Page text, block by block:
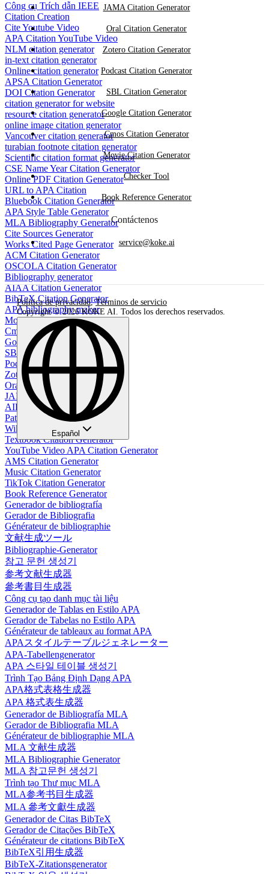
Công cụ Trích dẫn IEEE
Citation Creation
Cite Youtube Video
APA Citation YouTube Video
NLM citation generator
in-text citation generator
Online citation generator
APSA Citation Generator
DOI Citation Generator
citation generator for website
resource citation generator
online image citation generator
Vancouver citation generator
turabian footnote citation generator
Scientific citation format generator
CSE Name Year Citation Generator
Online PDF Citation Generator
URL to APA Citation
Bluebook Citation Generator
APA Style Table Generator
MLA Bibliography Generator
Cite Sources Generator
Works Cited Page Generator
ACM Citation Generator
OSCOLA Citation Generator
Bibliography generator
AIAA Citation Generator
BibTeX Citation Generator
APA bibliography maker
Movie Citation Generator
Cmos Citation Generator
Google Citation Generator
SBL Citation Generator
Podcast Citation Generator
Zotero Citation Generator
Oral Citation Generator
JAMA Citation Generator
AIP Citation Generator
Patent Citation Generator
Wikipedia Citation Generator
Textbook Citation Generator
YouTube Video APA Citation Generator
AMS Citation Generator
Music Citation Generator
TikTok Citation Generator
Book Reference Generator
Generador de bibliografía
Gerador de Bibliografia
Générateur de bibliographie
文献生成ツール
Bibliographie-Generator
참고 문헌 생성기
参考文献生成器
參考書目生成器
Công cụ tạo danh mục tài liệu
Generador de Tablas en Estilo APA
Gerador de Tabelas no Estilo APA
Générateur de tableaux au format APA
APAスタイルテーブルジェネレーター
APA-Tabellengenerator
APA 스타일 테이블 생성기
Trình Tạo Bảng Định Dạng APA
APA格式表格生成器
APA 格式表生成器
Generador de Bibliografía MLA
Gerador de Bibliografia MLA
Générateur de bibliographie MLA
MLA 文献生成器
MLA Bibliographie Generator
MLA 참고문헌 생성기
Trình tạo Thư mục MLA
MLA参考书目生成器
MLA 參考文獻生成器
Generador de Citas BibTeX
Gerador de Citações BibTeX
Générateur de citations BibTeX
BibTeX引用生成器
BibTeX-Zitationsgenerator
JAMA Citation Generator
Oral Citation Generator
Zotero Citation Generator
Podcast Citation Generator
SBL Citation Generator
Google Citation Generator
Cmos Citation Generator
Movie Citation Generator
Checker Tool
Book Reference Generator
Contáctenos
service@koke.ai
Política de privacidad,Términos de servicio
Copyright © 2026 KOKE AI. Todos los derechos reservados.
Español